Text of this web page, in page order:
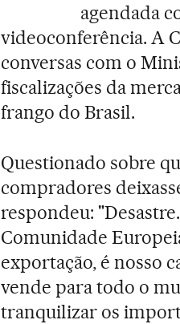
agendada
videoconferência. A
conversas com o
fiscalizações da
frango do Brasil.
Questionado sobre
compradores
respondeu:
Comunidade
exportação, é nosso
vende para todo o
tranquilizar os